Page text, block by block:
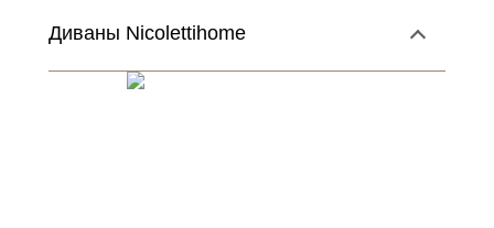
Диваны Nicolettihome